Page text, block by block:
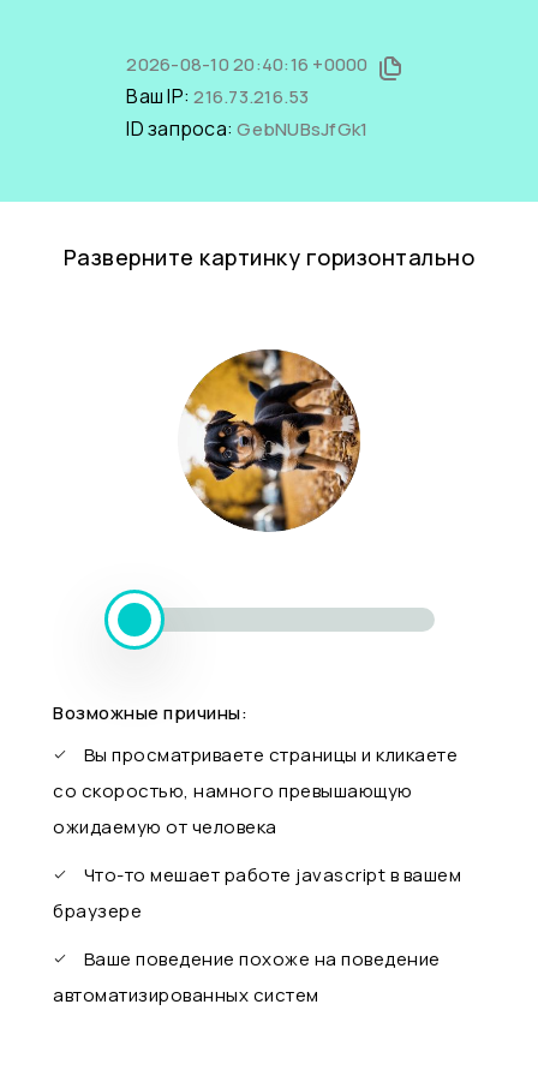
2026-08-10 20:40:16 +0000
Ваш IP:216.73.216.53
ID запроса:GebNUBsJfGk1
Разверните картинку горизонтально
Возможные причины:
Вы просматриваете страницы и кликаете
со скоростью, намного превышающую
ожидаемую от человека
Что-то мешает работе javascript в вашем
браузере
Ваше поведение похоже на поведение
автоматизированных систем